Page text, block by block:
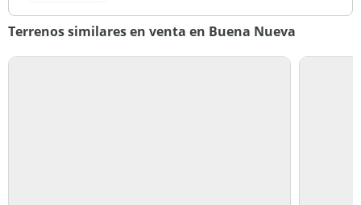
Terrenos similares en venta en Buena Nueva